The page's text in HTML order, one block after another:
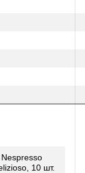
10 шт.